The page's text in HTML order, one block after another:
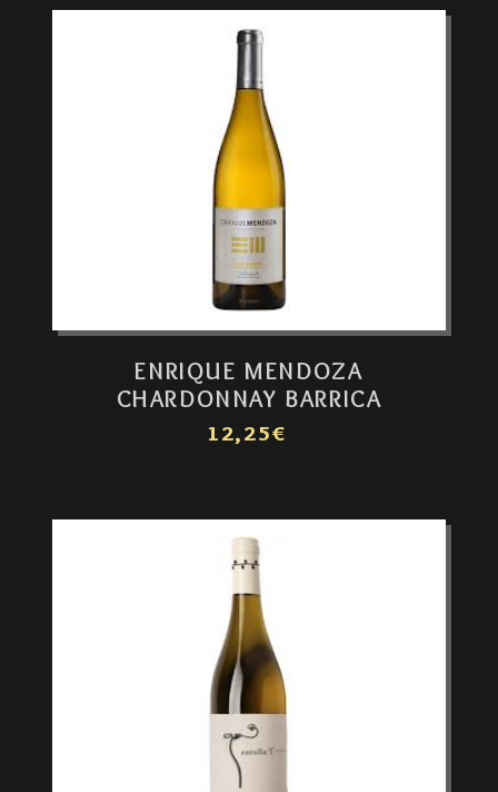
ENRIQUE MENDOZA
CHARDONNAY BARRICA
12,25€